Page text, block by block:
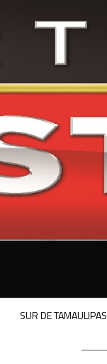
SUR DE TAMAULIPAS